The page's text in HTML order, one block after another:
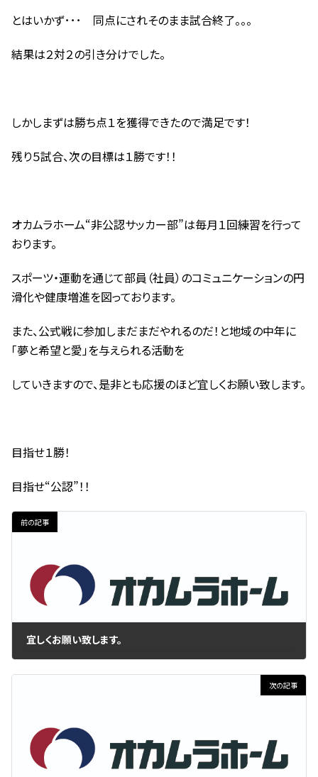
とはいかず･･･ 同点にされそのまま試合終了。。。
結果は２対２の引き分けでした。
しかしまずは勝ち点１を獲得できたので満足です！
残り５試合、次の目標は１勝です！！
オカムラホーム“非公認サッカー部”は毎月１回練習を行って
おります。
スポーツ・運動を通じて部員（社員）のコミュニケーションの円
滑化や健康増進を図っております。
また、公式戦に参加しまだまだやれるのだ！と地域の中年に
「夢と希望と愛」を与えられる活動を
していきますので、是非とも応援のほど宜しくお願い致します。
目指せ１勝！
目指せ“公認”！！
前の記事
宜しくお願い致します。
次の記事